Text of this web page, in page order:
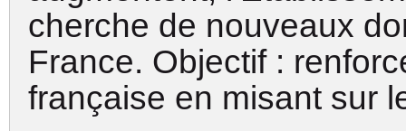
cherche de nouveaux
France. Objectif :
française en misant sur